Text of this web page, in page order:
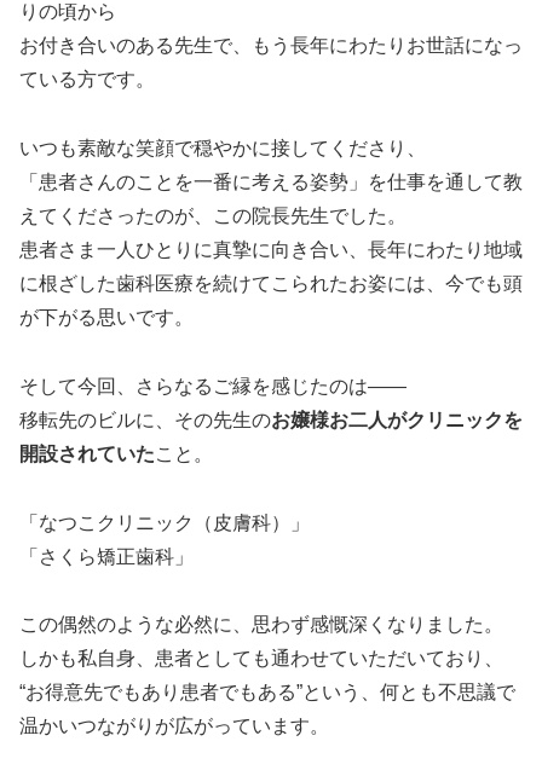
りの頃から
お付き合いのある先生で、もう長年にわたりお世話になっ
ている方です。
いつも素敵な笑顔で穏やかに接してくださり、
「患者さんのことを一番に考える姿勢」を仕事を通して教
えてくださったのが、この院長先生でした。
患者さま一人ひとりに真摯に向き合い、長年にわたり地域
に根ざした歯科医療を続けてこられたお姿には、今でも頭
が下がる思いです。
そして今回、さらなるご縁を感じたのは——
移転先のビルに、その先生のお嬢様お二人がクリニックを
開設されていたこと。
「なつこクリニック（皮膚科）」
「さくら矯正歯科」
この偶然のような必然に、思わず感慨深くなりました。
しかも私自身、患者としても通わせていただいており、
“お得意先でもあり患者でもある”という、何とも不思議で
温かいつながりが広がっています。